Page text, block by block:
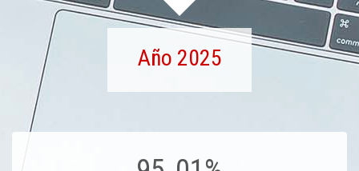
Año 2025